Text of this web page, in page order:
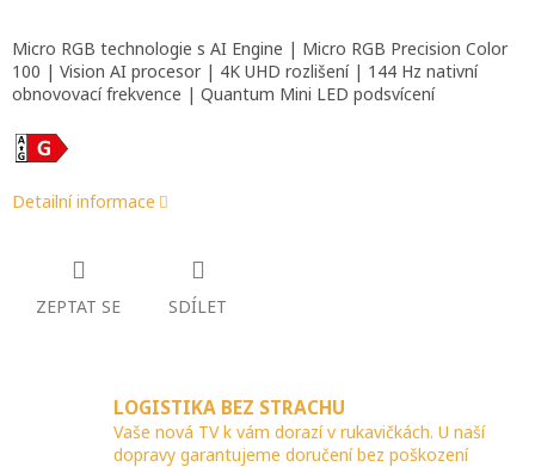
Micro RGB technologie s AI Engine | Micro RGB Precision Color
100 | Vision AI procesor | 4K UHD rozlišení | 144 Hz nativní
obnovovací frekvence | Quantum Mini LED podsvícení
Detailní informace
ZEPTAT SE SDÍLET
LOGISTIKA BEZ STRACHU
Vaše nová TV k vám dorazí v rukavičkách. U naší
dopravy garantujeme doručení bez poškození